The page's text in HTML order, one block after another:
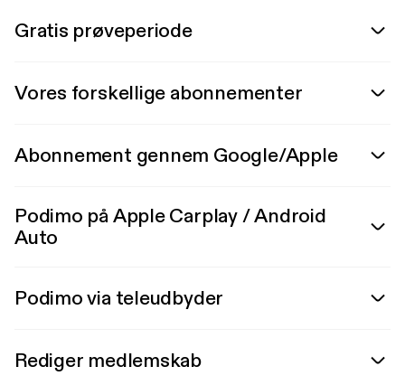
Gratis prøveperiode
Vores forskellige abonnementer
Abonnement gennem Google/Apple
Podimo på Apple Carplay / Android
Auto
Podimo via teleudbyder
Rediger medlemskab